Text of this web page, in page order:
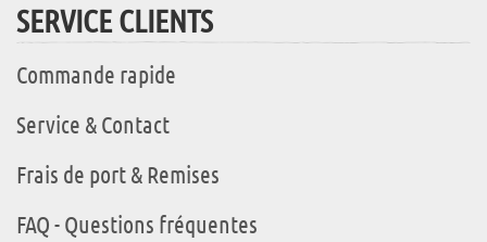
SERVICE CLIENTS
Commande rapide
Service & Contact
Frais de port & Remises
FAQ - Questions fréquentes